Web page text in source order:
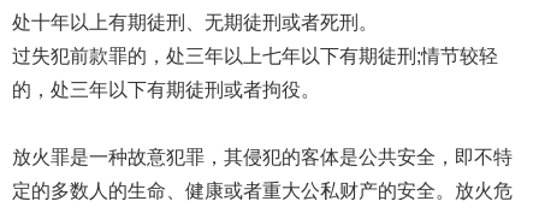
处十年以上有期徒刑、无期徒刑或者死刑。
过失犯前款罪的，处三年以上七年以下有期徒刑;情节较轻
的，处三年以下有期徒刑或者拘役。
放火罪是一种故意犯罪，其侵犯的客体是公共安全，即不特
定的多数人的生命、健康或者重大公私财产的安全。放火危